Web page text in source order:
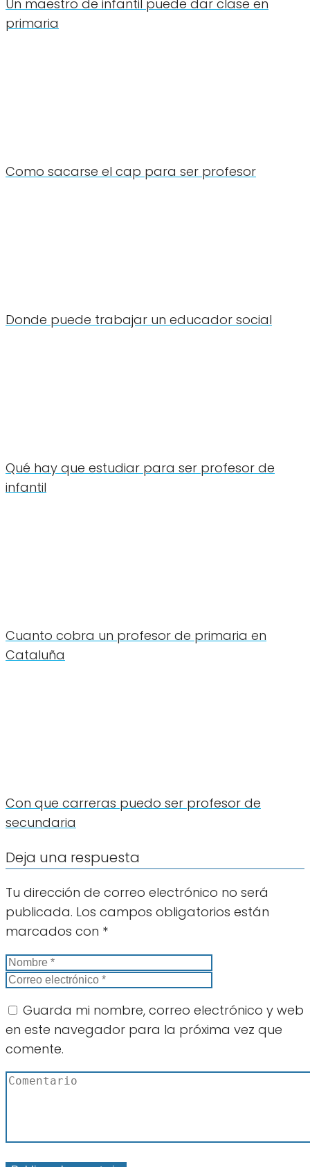
Un maestro de infantil puede dar clase en
primaria
Como sacarse el cap para ser profesor
Donde puede trabajar un educador social
Qué hay que estudiar para ser profesor de
infantil
Cuanto cobra un profesor de primaria en
Cataluña
Con que carreras puedo ser profesor de
secundaria
Deja una respuesta
Tu dirección de correo electrónico no será
publicada. Los campos obligatorios están
marcados con *
Guarda mi nombre, correo electrónico y web
en este navegador para la próxima vez que
comente.